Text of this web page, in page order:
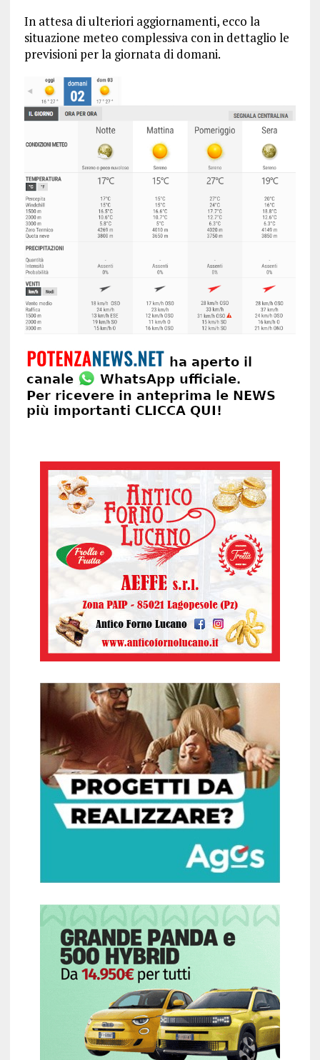
In attesa di ulteriori aggiornamenti, ecco la
situazione meteo complessiva con in dettaglio le
previsioni per la giornata di domani.